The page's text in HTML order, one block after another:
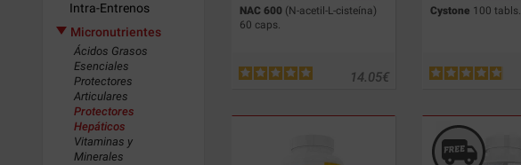
Intra-Entrenos
Micronutrientes
Ácidos Grasos
Esenciales
Protectores
Articulares
Protectores
Hepáticos
Vitaminas y
Minerales
NAC 600 (N-acetil-L-cisteína)
60 caps.
€
14.05
Cystone 100 tabls.